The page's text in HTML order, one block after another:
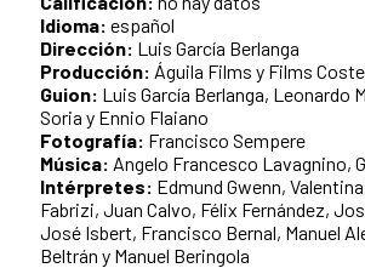
Idioma: español
Dirección: Luis García Berlanga
Producción: Águila Films y Films
Guion: Luis García Berlanga, Leonardo
Soria y Ennio Flaiano
Fotografía: Francisco Sempere
Música: Angelo Francesco Lavagnino,
Intérpretes: Edmund Gwenn,
Fabrizi, Juan Calvo, Félix Fernández,
José Isbert, Francisco Bernal, Manuel
Beltrán y Manuel Beringola